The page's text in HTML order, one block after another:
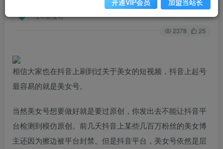
2年前发布
关注 私信
2378 25
相信大家也在抖音上刷到过关于美女的短视频，抖音上起号
最容易的就是美女号。
当然美女号想要做好就是要过原创，你发出去不能让抖音平
台检测到模仿原创。前几天抖音上某些几百万粉丝的美女博
主还因为擦边被平台封禁。但是抖音平台，美女号依然是层